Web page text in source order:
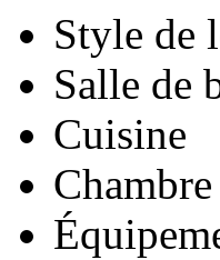
Style de
Salle de
Cuisine
Chambre